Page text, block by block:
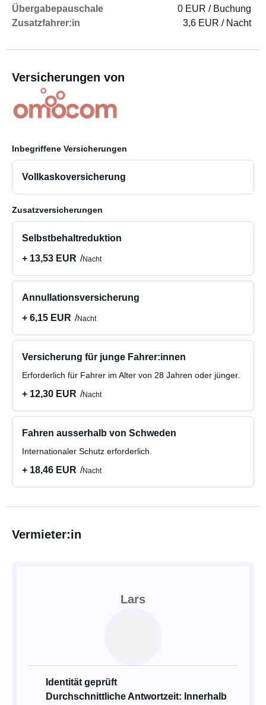
Übergabepauschale
0 EUR / Buchung
Zusatzfahrer:in
3,6 EUR / Nacht
Versicherungen von
Inbegriffene Versicherungen
Vollkaskoversicherung
Zusatzversicherungen
Selbstbehaltreduktion
+ 13,53 EUR
Nacht
Annullationsversicherung
+ 6,15 EUR
Nacht
Versicherung für junge Fahrer:innen
Erforderlich für Fahrer im Alter von 28 Jahren oder jünger.
+ 12,30 EUR Nacht
Fahren ausserhalb von Schweden
Internationaler Schutz erforderlich.
+ 18,46 EUR Nacht
Vermieter:in
Lars
Identität geprüft
Durchschnittliche Antwortzeit: Innerhalb